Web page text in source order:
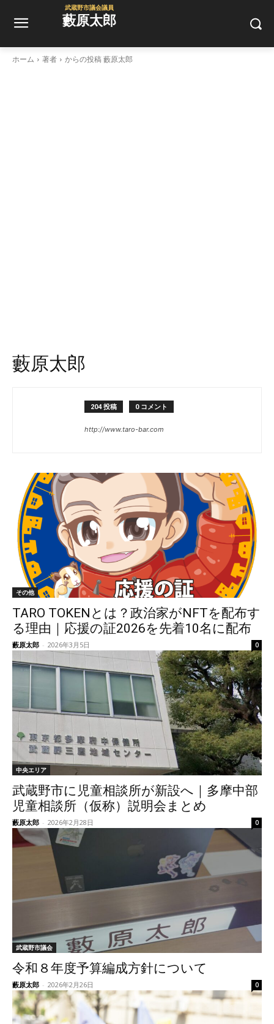
武蔵野市議会議員
藪原太郎
ホーム 著者 からの投稿 藪原太郎
藪原太郎
204 投稿 0 コメント
http://www.taro-bar.com
その他
TARO TOKENとは？政治家がNFTを配布す
る理由｜応援の証2026を先着10名に配布
藪原太郎 - 2026年3月5日 0
中央エリア
武蔵野市に児童相談所が新設へ｜多摩中部
児童相談所（仮称）説明会まとめ
藪原太郎 - 2026年2月28日 0
武蔵野市議会
令和８年度予算編成方針について
藪原太郎 - 2026年2月26日 0